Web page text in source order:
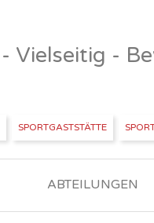
Vielseitig -
SPORTGASTSTÄTTE
ABTEILUNGEN